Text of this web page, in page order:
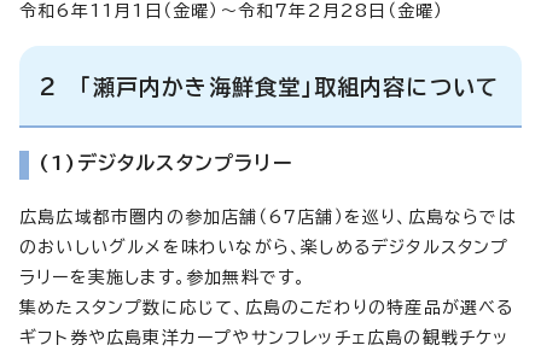
令和6年11月1日（金曜）～令和7年2月28日（金曜）
2 「瀬戸内かき海鮮食堂」取組内容について
(1)デジタルスタンプラリー
広島広域都市圏内の参加店舗（67店舗）を巡り、広島ならでは
のおいしいグルメを味わいながら、楽しめるデジタルスタンプ
ラリーを実施します。参加無料です。
集めたスタンプ数に応じて、広島のこだわりの特産品が選べる
ギフト券や広島東洋カープやサンフレッチェ広島の観戦チケッ